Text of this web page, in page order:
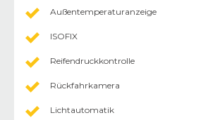
Außentemperaturanzeige
ISOFIX
Reifendruckkontrolle
Rückfahrkamera
Lichtautomatik